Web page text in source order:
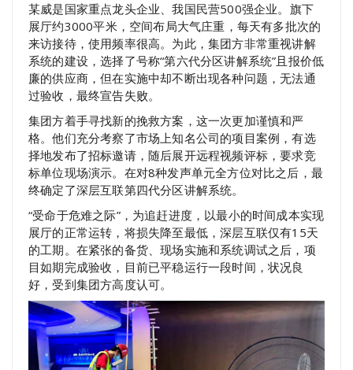
某威是国家重点龙头企业、我国民营500强企业。旗下
展厅约3000平米，空间布局大气庄重，每天有多批次的
来访接待，使用频率很高。为此，集团方非常重视讲解
系统的建设，选择了号称“第六代分区讲解系统”且报价低
廉的供应商，但在实施中却不断出现各种问题，无法通
过验收，最终宣告失败。
集团方着手寻找新的挽救方案，这一次更加谨慎和严
格。他们充分考察了市场上知名公司的项目案例，有选
择地发布了招标邀请，随后展开远程视频评标，要求竞
标单位现场演示。在对8种发声单元全方位对比之后，最
终确定了深层互联第四代分区讲解系统。
“受命于危难之际”，为追赶进度，以最小的时间成本实现
展厅的正常运转，将损失降至最低，深层互联仅有15天
的工期。在紧张的备货、现场实施和系统调试之后，项
目如期完成验收，目前已平稳运行一段时间，状况良
好，受到集团方高度认可。